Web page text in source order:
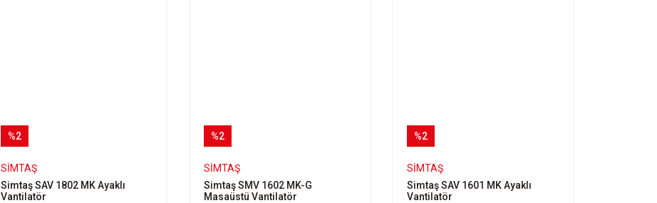
%2
SIMTAŞ
Simtaş SAV 1802 MK Ayaklı
Vantilatör
%2
SIMTAŞ
Simtaş SMV 1602 MK-G
Masaüstü Vantilatör
%2
SIMTAŞ
Simtaş SAV 1601 MK Ayaklı
Vantilatör